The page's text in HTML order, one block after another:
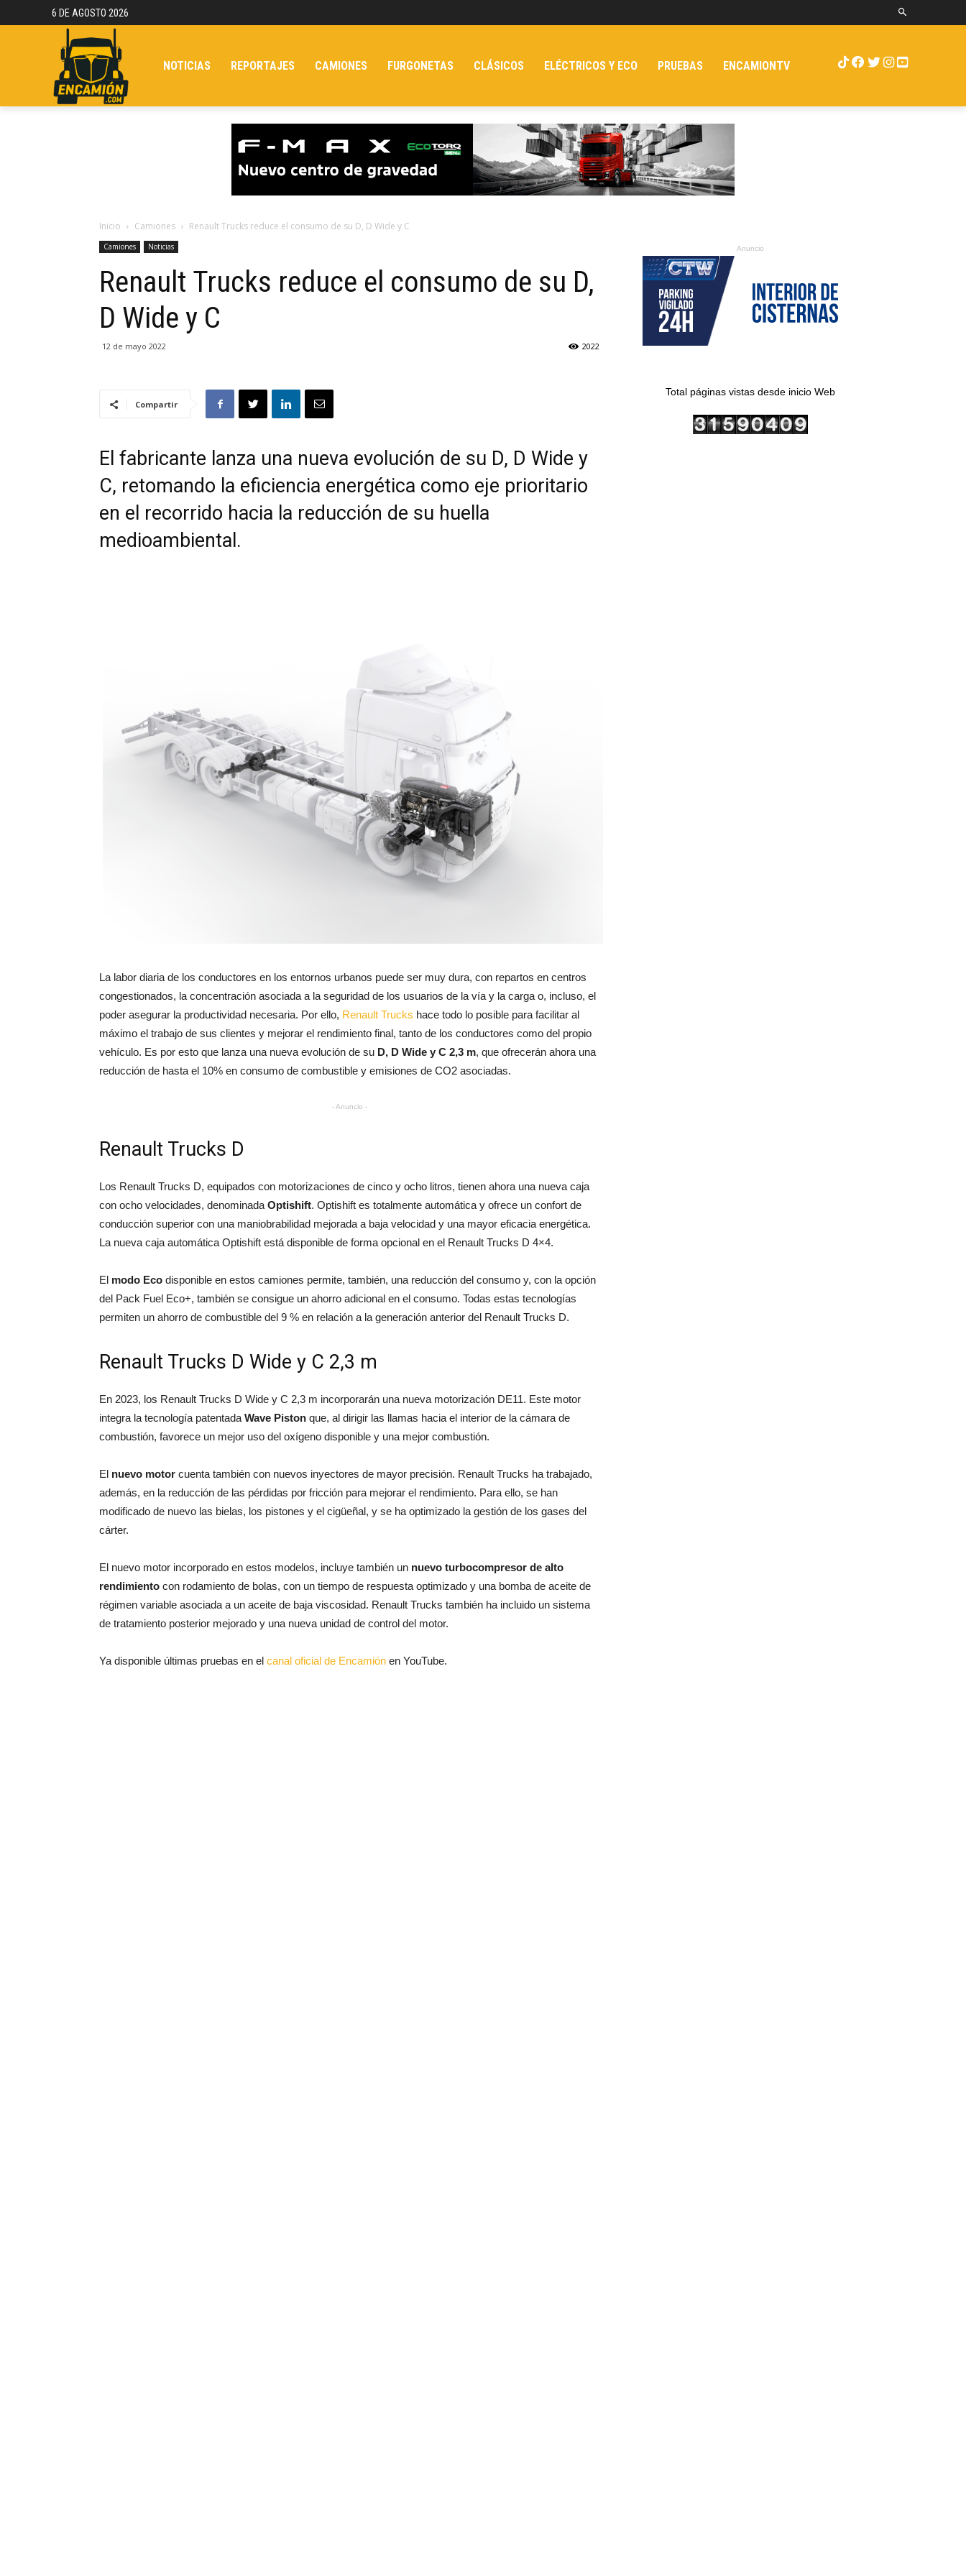
6 DE AGOSTO 2026
NOTICIAS REPORTAJES CAMIONES FURGONETAS CLÁSICOS ELÉCTRICOS Y ECO PRUEBAS ENCAMIONTV
Inicio Camiones Renault Trucks reduce el consumo de su D, D Wide y C
Camiones Noticias
Renault Trucks reduce el consumo de su D,
D Wide y C
12 de mayo 2022 2022
Compartir
El fabricante lanza una nueva evolución de su D, D Wide y
C, retomando la eficiencia energética como eje prioritario
en el recorrido hacia la reducción de su huella
medioambiental.
La labor diaria de los conductores en los entornos urbanos puede ser muy dura, con repartos en centros
congestionados, la concentración asociada a la seguridad de los usuarios de la vía y la carga o, incluso, el
poder asegurar la productividad necesaria. Por ello, Renault Trucks hace todo lo posible para facilitar al
máximo el trabajo de sus clientes y mejorar el rendimiento final, tanto de los conductores como del propio
vehículo. Es por esto que lanza una nueva evolución de su D, D Wide y C 2,3 m, que ofrecerán ahora una
reducción de hasta el 10% en consumo de combustible y emisiones de CO2 asociadas.
- Anuncio -
Renault Trucks D
Los Renault Trucks D, equipados con motorizaciones de cinco y ocho litros, tienen ahora una nueva caja
con ocho velocidades, denominada Optishift. Optishift es totalmente automática y ofrece un confort de
conducción superior con una maniobrabilidad mejorada a baja velocidad y una mayor eficacia energética.
La nueva caja automática Optishift está disponible de forma opcional en el Renault Trucks D 4×4.
El modo Eco disponible en estos camiones permite, también, una reducción del consumo y, con la opción
del Pack Fuel Eco+, también se consigue un ahorro adicional en el consumo. Todas estas tecnologías
permiten un ahorro de combustible del 9 % en relación a la generación anterior del Renault Trucks D.
Renault Trucks D Wide y C 2,3 m
En 2023, los Renault Trucks D Wide y C 2,3 m incorporarán una nueva motorización DE11. Este motor
integra la tecnología patentada Wave Piston que, al dirigir las llamas hacia el interior de la cámara de
combustión, favorece un mejor uso del oxígeno disponible y una mejor combustión.
El nuevo motor cuenta también con nuevos inyectores de mayor precisión. Renault Trucks ha trabajado,
además, en la reducción de las pérdidas por fricción para mejorar el rendimiento. Para ello, se han
modificado de nuevo las bielas, los pistones y el cigüeñal, y se ha optimizado la gestión de los gases del
cárter.
El nuevo motor incorporado en estos modelos, incluye también un nuevo turbocompresor de alto
rendimiento con rodamiento de bolas, con un tiempo de respuesta optimizado y una bomba de aceite de
régimen variable asociada a un aceite de baja viscosidad. Renault Trucks también ha incluido un sistema
de tratamiento posterior mejorado y una nueva unidad de control del motor.
Ya disponible últimas pruebas en el canal oficial de Encamión en YouTube.
Anuncio
Total páginas vistas desde inicio Web